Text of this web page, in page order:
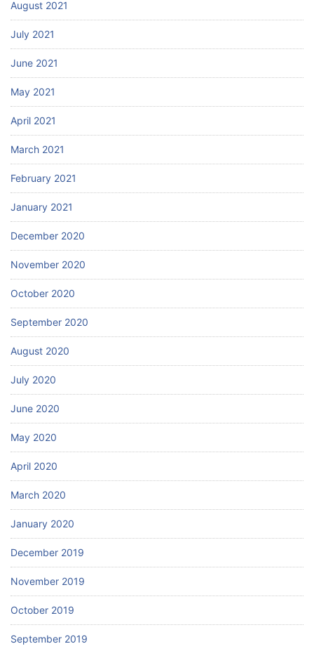
August 2021
July 2021
June 2021
May 2021
April 2021
March 2021
February 2021
January 2021
December 2020
November 2020
October 2020
September 2020
August 2020
July 2020
June 2020
May 2020
April 2020
March 2020
January 2020
December 2019
November 2019
October 2019
September 2019